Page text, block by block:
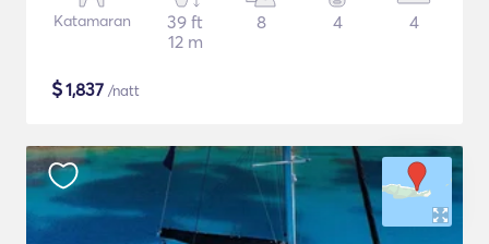
Katamaran
39 ft
12 m
8 4 4
$1,837 /natt